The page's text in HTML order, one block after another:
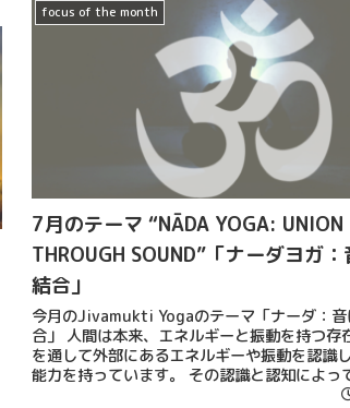
focus of the month
7月のテーマ “NĀDA YOGA: UNION
THROUGH SOUND”「ナーダヨガ
結合」
今月のJivamukti Yogaのテーマ「ナーダ：音
合」 人間は本来、エネルギーと振動を持つ存
を通して外部にあるエネルギーや振動を認識
能力を持っています。 その認識と認知によっ